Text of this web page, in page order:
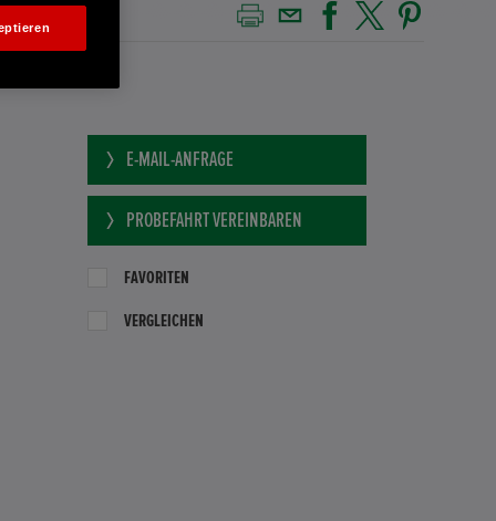
E-MAIL-ANFRAGE
PROBEFAHRT VEREINBAREN
FAVORITEN
VERGLEICHEN